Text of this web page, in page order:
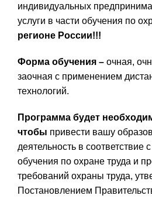
индивидуальных
услуги в части обучения по
регионе России!!!
Форма обучения – очная,
заочная с применением
технологий.
Программа будет
чтобы привести вашу
деятельность в соответствие
обучения по охране труда и
требований охраны труда,
Постановлением